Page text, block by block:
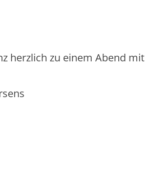
herzlich zu einem Abend mit